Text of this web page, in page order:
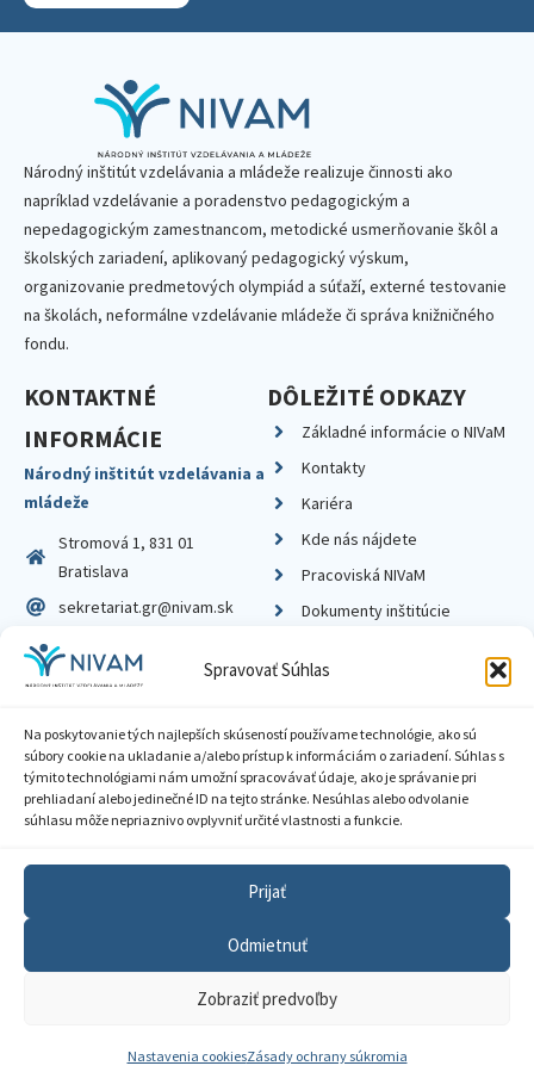
Spravovať Súhlas
Na poskytovanie tých najlepších skúseností používame technológie, ako sú
súbory cookie na ukladanie a/alebo prístup k informáciám o zariadení. Súhlas s
týmito technológiami nám umožní spracovávať údaje, ako je správanie pri
prehliadaní alebo jedinečné ID na tejto stránke. Nesúhlas alebo odvolanie
súhlasu môže nepriaznivo ovplyvniť určité vlastnosti a funkcie.
Prijať
Odmietnuť
Zobraziť predvoľby
Nastavenia cookiesZásady ochrany súkromia
Národný inštitút vzdelávania a mládeže realizuje činnosti ako
napríklad vzdelávanie a poradenstvo pedagogickým a
nepedagogickým zamestnancom, metodické usmerňovanie škôl a
školských zariadení, aplikovaný pedagogický výskum,
organizovanie predmetových olympiád a súťaží, externé testovanie
na školách, neformálne vzdelávanie mládeže či správa knižničného
fondu.
KONTAKTNÉ
INFORMÁCIE
Národný inštitút vzdelávania a
mládeže
Stromová 1, 831 01
Bratislava
sekretariat.gr@nivam.sk
IČO: 00164348
DIČ: 2020798714
DÔLEŽITÉ ODKAZY
Základné informácie o NIVaM
Kontakty
Kariéra
Kde nás nájdete
Pracoviská NIVaM
Dokumenty inštitúcie
© 2026 Národný inštitút vzdelávania a mládeže
Zásady ochrany súkromia
Sprístupnenie informácií
Nastavenia cookies
GDPR